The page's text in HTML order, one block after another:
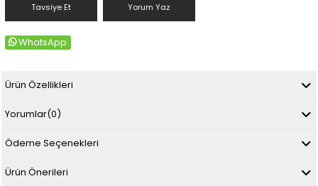
Tavsiye Et Yorum Yaz
WhatsApp
Ürün Özellikleri
Yorumlar(0)
Ödeme Seçenekleri
Ürün Önerileri